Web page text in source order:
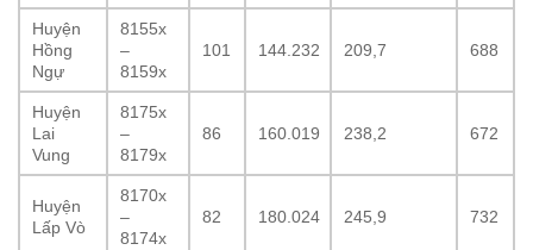
Huyện
Hồng
Ngự
8155x
–
8159x
101 144.232 209,7 688
Huyện
Lai
Vung
8175x
–
8179x
86 160.019 238,2 672
Huyện
Lấp Vò
8170x
–
8174x
82 180.024 245,9 732